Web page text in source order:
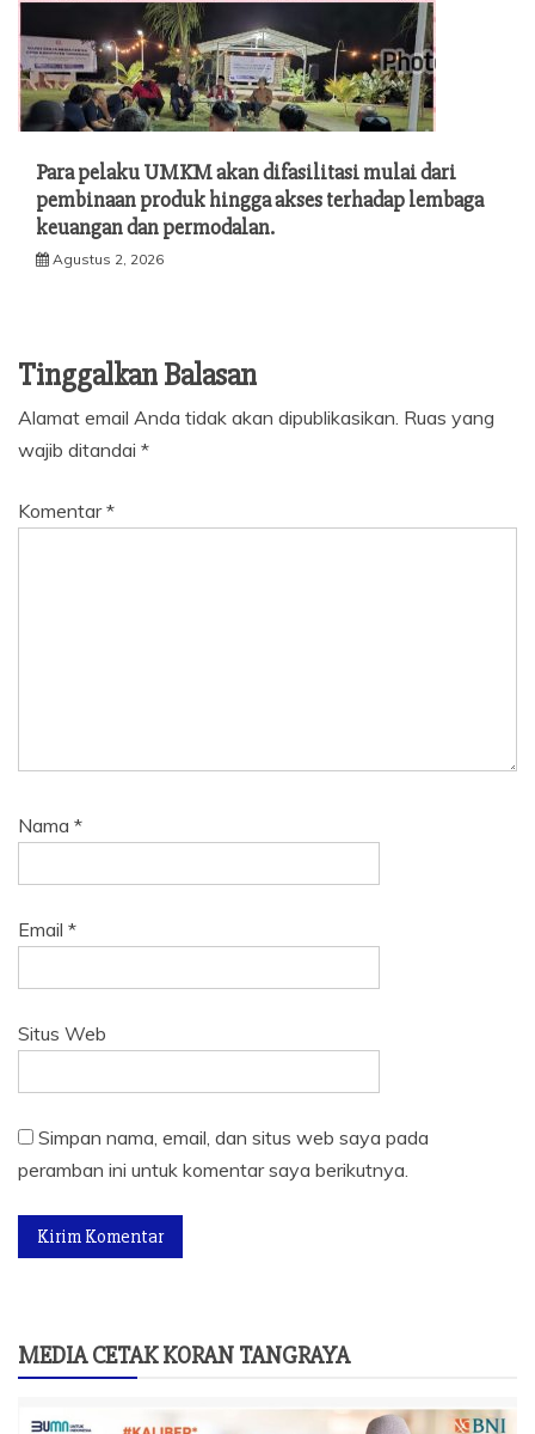
Para pelaku UMKM akan difasilitasi mulai dari
pembinaan produk hingga akses terhadap lembaga
keuangan dan permodalan.
Agustus 2, 2026
Tinggalkan Balasan
Alamat email Anda tidak akan dipublikasikan. Ruas yang
wajib ditandai *
Komentar*
Nama *
Email *
Situs Web
Simpan nama, email, dan situs web saya pada
peramban ini untuk komentar saya berikutnya.
MEDIA CETAK KORAN TANGRAYA